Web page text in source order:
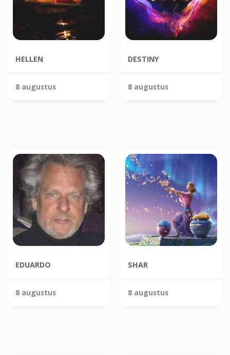
HELLEN
8 augustus
DESTINY
8 augustus
EDUARDO
8 augustus
SHAR
8 augustus